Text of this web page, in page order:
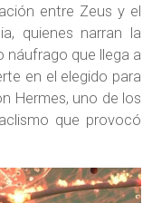
entre Zeus y el
quienes narran la
náufrago que llega a
en el elegido para
Hermes, uno de los
que provocó